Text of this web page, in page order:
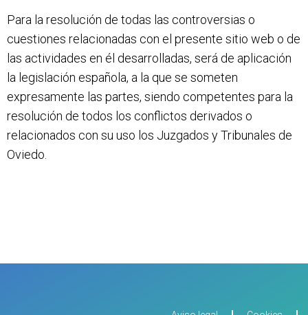
Para la resolución de todas las controversias o
cuestiones relacionadas con el presente sitio web o de
las actividades en él desarrolladas, será de aplicación
la legislación española, a la que se someten
expresamente las partes, siendo competentes para la
resolución de todos los conflictos derivados o
relacionados con su uso los Juzgados y Tribunales de
Oviedo.